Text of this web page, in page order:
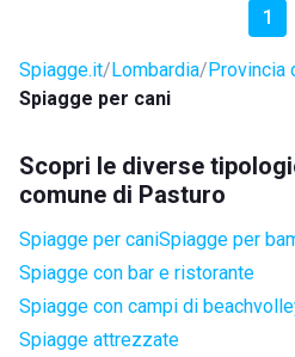
1
Spiagge.it Lombardia Provincia
Spiagge per cani
Scopri le diverse
comune di Pasturo
Spiagge per caniSpiagge per
Spiagge con bar e ristorante
Spiagge con campi di
Spiagge attrezzate